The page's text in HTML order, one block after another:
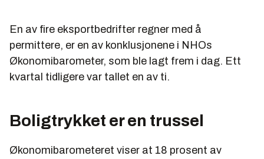
En av fire eksportbedrifter regner med å
permittere, er en av konklusjonene i NHOs
Økonomibarometer, som ble lagt frem i dag. Ett
kvartal tidligere var tallet en av ti.
Boligtrykket er en trussel
Økonomibarometeret viser at 18 prosent av